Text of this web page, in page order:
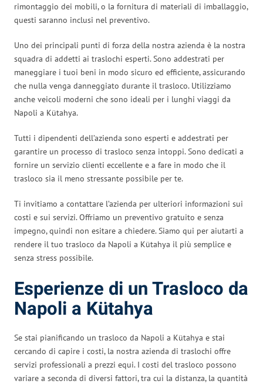
rimontaggio dei mobili, o la fornitura di materiali di imballaggio,
questi saranno inclusi nel preventivo.
Uno dei principali punti di forza della nostra azienda è la nostra
squadra di addetti ai traslochi esperti. Sono addestrati per
maneggiare i tuoi beni in modo sicuro ed efficiente, assicurando
che nulla venga danneggiato durante il trasloco. Utilizziamo
anche veicoli moderni che sono ideali per i lunghi viaggi da
Napoli a Kütahya.
Tutti i dipendenti dell’azienda sono esperti e addestrati per
garantire un processo di trasloco senza intoppi. Sono dedicati a
fornire un servizio clienti eccellente e a fare in modo che il
trasloco sia il meno stressante possibile per te.
Ti invitiamo a contattare l’azienda per ulteriori informazioni sui
costi e sui servizi. Offriamo un preventivo gratuito e senza
impegno, quindi non esitare a chiedere. Siamo qui per aiutarti a
rendere il tuo trasloco da Napoli a Kütahya il più semplice e
senza stress possibile.
Esperienze di un Trasloco da
Napoli a Kütahya
Se stai pianificando un trasloco da Napoli a Kütahya e stai
cercando di capire i costi, la nostra azienda di traslochi offre
servizi professionali a prezzi equi. I costi del trasloco possono
variare a seconda di diversi fattori, tra cui la distanza, la quantità